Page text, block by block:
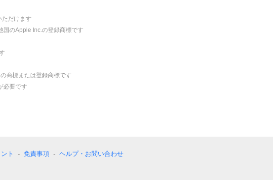
だけます
のApple Inc.の登録商標です
商標または登録商標です
必要です
ト 免責事項 ヘルプ・お問い合わせ